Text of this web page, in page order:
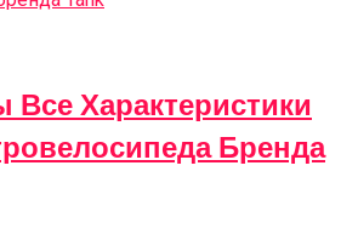
Все Характеристики
Бренда